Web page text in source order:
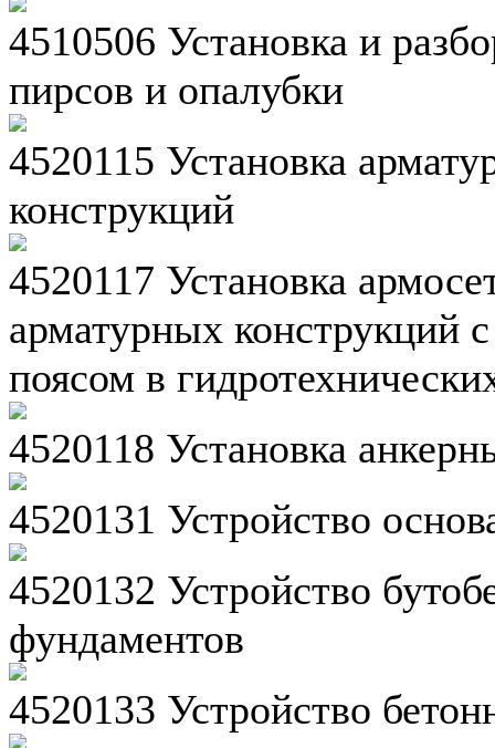
4510506 Установка и
пирсов и опалубки
4520115 Установка
конструкций
4520117 Установка
арматурных конструкций
поясом в
4520118 Установка
4520131 Устройство
4520132 Устройство
фундаментов
4520133 Устройство